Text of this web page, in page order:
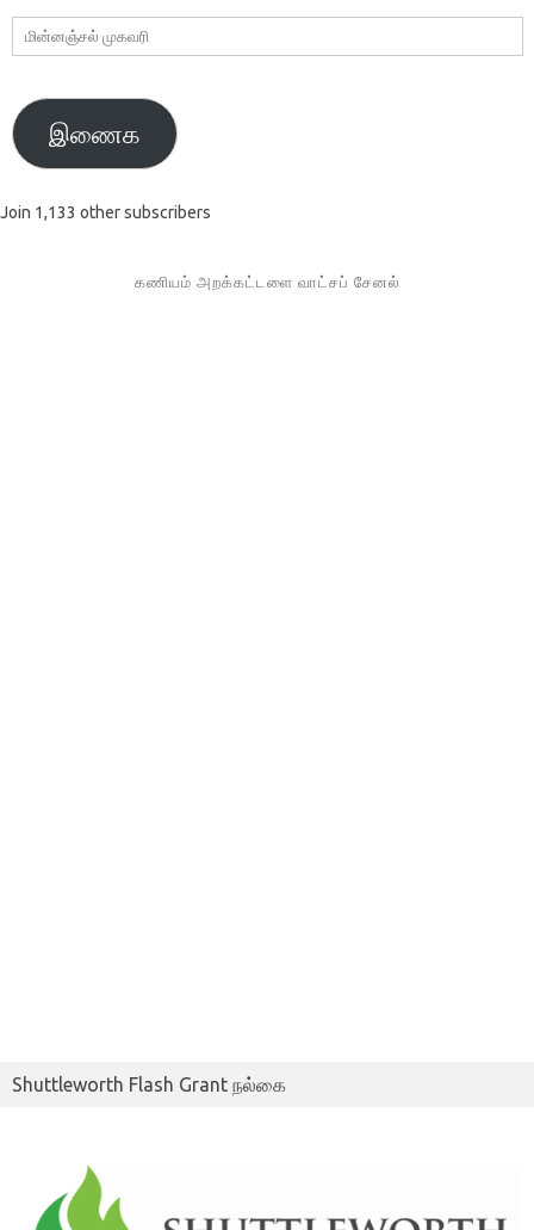
மின்னஞ்சல்
முகவரி
இணைக
Join 1,133 other subscribers
கணியம் அறக்கட்டளை வாட்சப் சேனல்
Shuttleworth Flash Grant நல்கை